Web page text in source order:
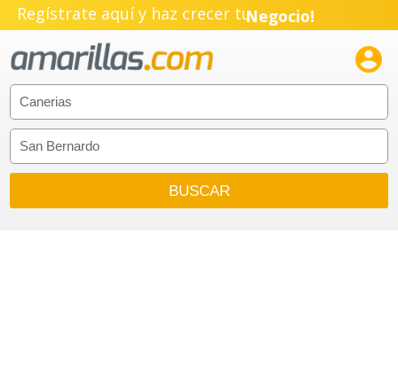
Regístrate aquí y haz crecer tuNegocio!
Emprendimiento!
